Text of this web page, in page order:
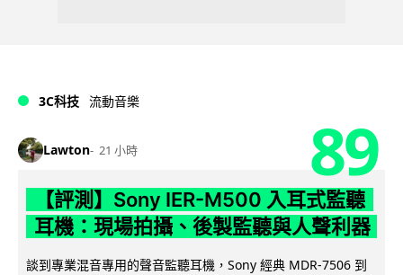
3C科技 流動音樂
Lawton 21 小時 89
【評測】Sony IER-M500 入耳式監聽
耳機：現場拍攝、後製監聽與人聲利器
談到專業混音專用的聲音監聽耳機，Sony 經典 MDR-7506 到